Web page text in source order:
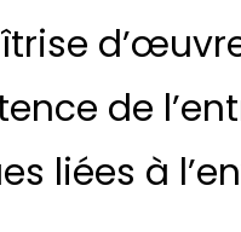
de
liées à